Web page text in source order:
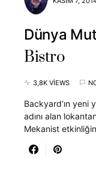
Dünya
Bistro
3,8K VIEWS
Backyard‘ın yeni
adını alan
Mekanist